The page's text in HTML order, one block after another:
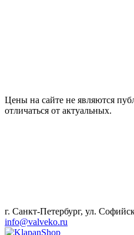
Цены на сайте не являются
отличаться от актуальных.
г. Санкт-Петербург, ул.
info@valveko.ru